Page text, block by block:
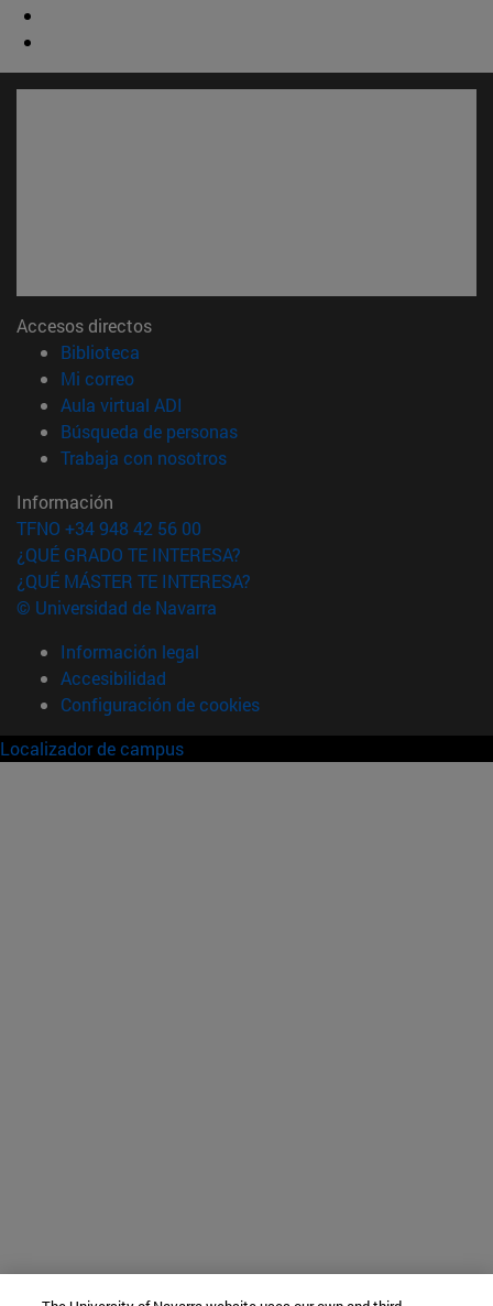
Accesos directos
Biblioteca
Mi correo(abre en nueva ventana)
Aula virtual ADI
Búsqueda de personas(abre en nueva ventana)
Trabaja con nosotros(abre en nueva ventana)
Información
TFNO +34 948 42 56 00
¿QUÉ GRADO TE INTERESA?
¿QUÉ MÁSTER TE INTERESA?
© Universidad de Navarra
Información legal
Accesibilidad
Configuración de cookies
Localizador de campus